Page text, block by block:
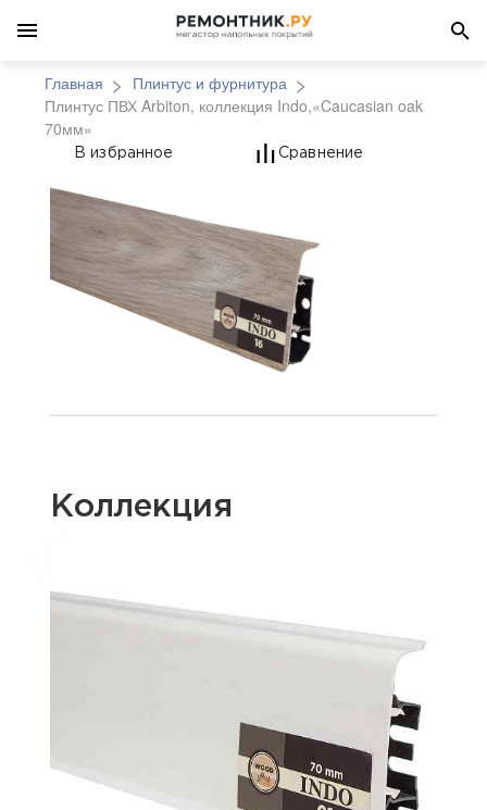
Главная
Плинтус и фурнитура
Плинтус ПВХ Arbiton, коллекция Indo,«Caucasian oak
70мм»
Плинтус ПВХ Arbiton,
В избранное Сравнение
Коллекция